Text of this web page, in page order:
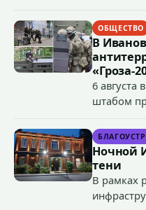
ОБЩЕСТВО
В
«Гроза-
6 августа
штабом
органов
«Гроза-
Ночной
тени
В рамках